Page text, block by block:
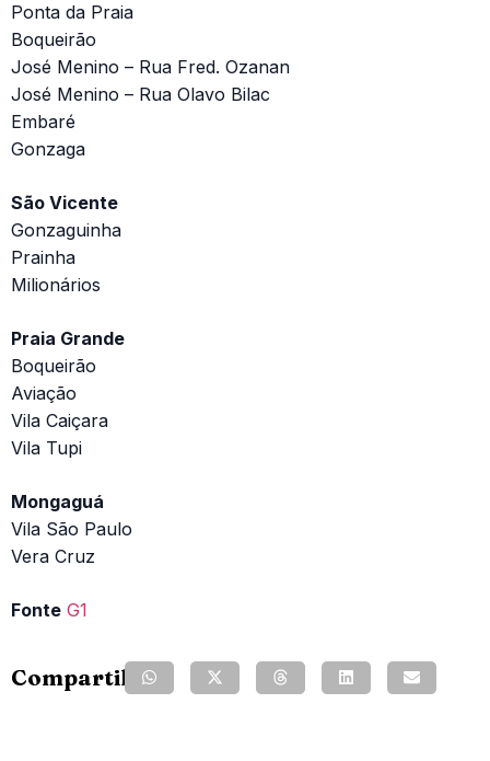
Ponta da Praia
Boqueirão
José Menino – Rua Fred. Ozanan
José Menino – Rua Olavo Bilac
Embaré
Gonzaga
São Vicente
Gonzaguinha
Prainha
Milionários
Praia Grande
Boqueirão
Aviação
Vila Caiçara
Vila Tupi
Mongaguá
Vila São Paulo
Vera Cruz
Fonte G1
Compartilhe: